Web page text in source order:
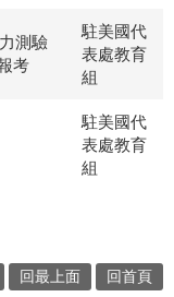
測驗
考
駐美國代
表處教育
組
駐美國代
表處教育
組
回最上面 回首頁